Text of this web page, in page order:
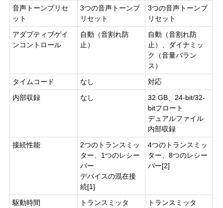
音声トーンプリセ
ット
3つの音声トーンプ
リセット
3つの音声トーンプ
リセット
アダプティブゲイ
ンコントロール
自動（音割れ防
止）
自動（音割れ防
止）、ダイナミッ
ク（音量バラン
ス）
タイムコード
なし
対応
内部収録
なし
32 GB、24-bit/32-
bitフロート
デュアルファイル
内部収録
接続性能
2つのトランスミッ
ター、1つのレシー
バー
デバイスの混在接
続[1]
4つのトランスミッ
ター、8つのレシー
バー[2]
駆動時間
トランスミッタ
トランスミッタ